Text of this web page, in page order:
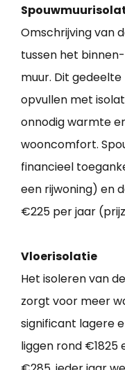
Omschrijving van
tussen het
muur. Dit
opvullen met
onnodig warmte
wooncomfort.
financieel
een rijwoning) en
€225 per jaar
Vloerisolatie
Het isoleren van
zorgt voor meer
significant lagere
liggen rond